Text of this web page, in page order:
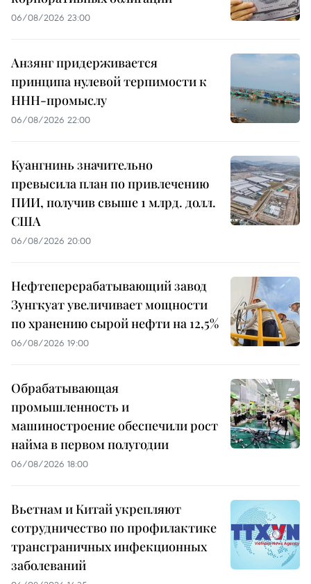
06/08/2026 23:00
Анзянг придерживается
принципа нулевой терпимости к
ННН-промыслу
06/08/2026 22:00
Куангнинь значительно
превысила план по привлечению
ПИИ, получив свыше 1 млрд. долл.
США
06/08/2026 20:00
Нефтеперерабатывающий завод
Зунгкуат увеличивает мощности
по хранению сырой нефти на 12,5%
06/08/2026 19:00
Обрабатывающая
промышленность и
машиностроение обеспечили рост
найма в первом полугодии
06/08/2026 18:00
Вьетнам и Китай укрепляют
сотрудничество по профилактике
трансграничных инфекционных
заболеваний